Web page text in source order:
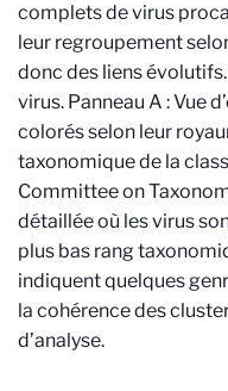
complets de virus
leur regroupement
donc des liens
virus. Panneau A : Vue
colorés selon leur
taxonomique de la
Committee on
détaillée où les virus
plus bas rang
indiquent quelques
la cohérence des
d’analyse.